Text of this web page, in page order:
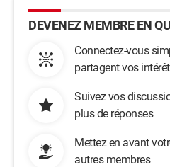
DEVENEZ MEMBRE EN
Connectez-vous
partagent vos
Suivez vos
plus de réponses
Mettez en avant
autres membres